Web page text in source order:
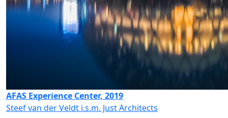
AFAS Experience Center, 2019
Steef van der Veldt i.s.m. Just Architects